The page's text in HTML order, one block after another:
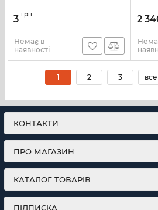
3 грн
Немає в
наявності
2
1 2 3 все
КОНТАКТИ
ПРО МАГАЗИН
КАТАЛОГ ТОВАРІВ
ПІДПИСКА